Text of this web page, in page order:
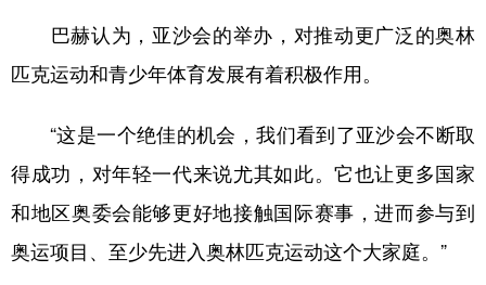
巴赫认为，亚沙会的举办，对推动更广泛的奥林
匹克运动和青少年体育发展有着积极作用。
“这是一个绝佳的机会，我们看到了亚沙会不断取
得成功，对年轻一代来说尤其如此。它也让更多国家
和地区奥委会能够更好地接触国际赛事，进而参与到
奥运项目、至少先进入奥林匹克运动这个大家庭。”